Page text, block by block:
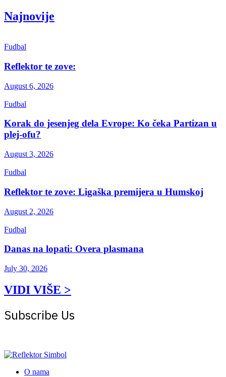
Najnovije
Fudbal
Reflektor te zove:
August 6, 2026
Fudbal
Korak do jesenjeg dela Evrope: Ko čeka Partizan u
plej-ofu?
August 3, 2026
Fudbal
Reflektor te zove: Ligaška premijera u Humskoj
August 2, 2026
Fudbal
Danas na lopati: Overa plasmana
July 30, 2026
VIDI VIŠE >
Subscribe Us
O nama